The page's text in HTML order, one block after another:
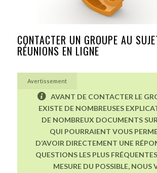
CONTACTER UN GROUPE AU
RÉUNIONS EN LIGNE
Avertissement
AVANT DE CONTACTER LE
EXISTE DE NOMBREUSES
DE NOMBREUX DOCUMENTS
QUI POURRAIENT VOUS
D’AVOIR DIRECTEMENT UNE
QUESTIONS LES PLUS
MESURE DU POSSIBLE, NOUS